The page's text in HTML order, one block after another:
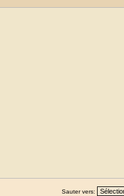
Sauter vers: